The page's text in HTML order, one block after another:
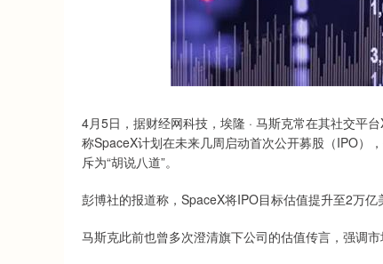
4月5日，据财经网科技，埃隆 · 马斯克常在其社交平
称SpaceX计划在未来几周启动首次公开募股（IPO）
斥为“胡说八道”。
彭博社的报道称，SpaceX将IPO目标估值提升至2万
马斯克此前也曾多次澄清旗下公司的估值传言，强调市